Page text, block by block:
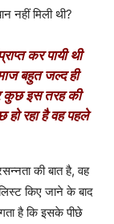
नहीं मिली थी?
कर पायी थी
बहुत जल्द ही
कुछ इस तरह की
रहा है वह पहले
की बात है, वह
किए जाने के बाद
है कि इसके पीछे